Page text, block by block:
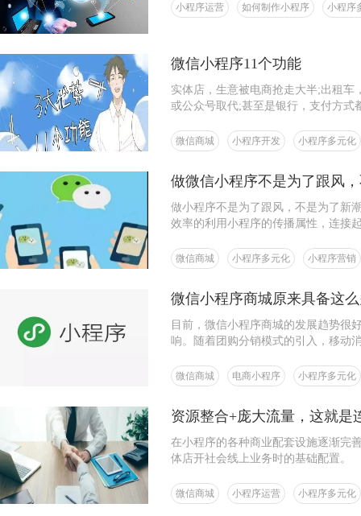
小程序运营 如何制作小程序 小程序
微信小程序11个功能
实体店，生意被电商抢走大半;出租车
或公众号取代;甚至是银行，支付方式
微信商城 小程序开发 小程序多元化
做微信小程序不是为了跟风
做小程序不是为了跟风，不是为了新
效率的利用小程序的传播属性，连接
微信商城 小程序多元化 小程序营销
微信小程序商城原来具备这
目前，微信小程序商城的发展趋势很
响。随着团购分销模式的引入，移动
微信商城 电商小程序 小程序多元化
资源整合+庞大流量，这就是
在小程序的各种商业配套设施逐渐完
体店开社会线上业务时的基础配置。
微信商城 小程序运营 小程序多元化